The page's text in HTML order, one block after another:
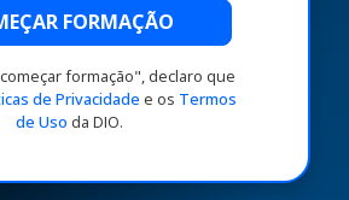
FORMAÇÃO
formação", declaro que
de Privacidade e os Termos
de Uso da DIO.